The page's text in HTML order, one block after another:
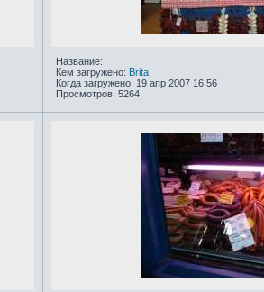
Название:
Кем загружено: Brita
Когда загружено: 19 апр 2007 16:56
Просмотров: 5264